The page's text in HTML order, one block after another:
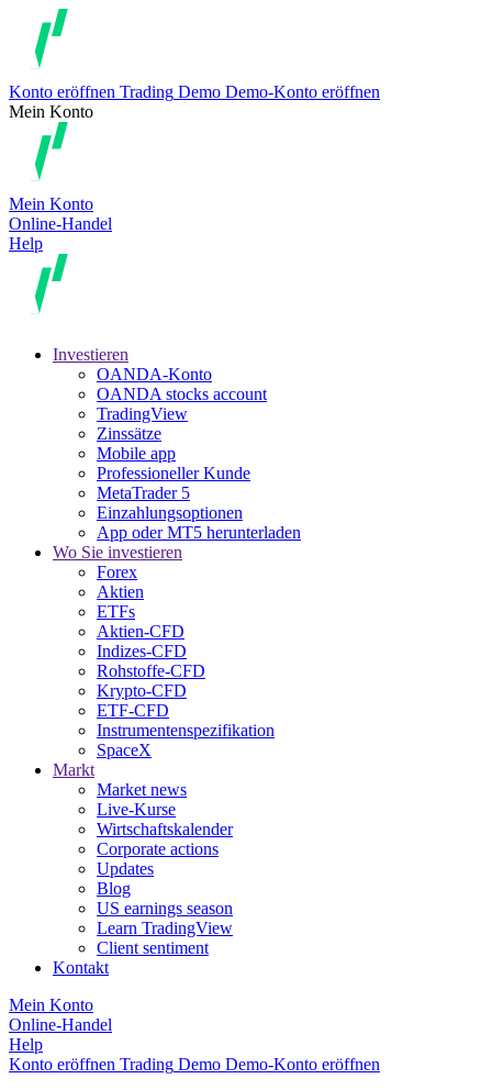
Konto eröffnen Trading Demo Demo-Konto eröffnen
Mein Konto
Mein Konto
Online-Handel
Help
Investieren
OANDA-Konto
OANDA stocks account
TradingView
Zinssätze
Mobile app
Professioneller Kunde
MetaTrader 5
Einzahlungsoptionen
App oder MT5 herunterladen
Wo Sie investieren
Forex
Aktien
ETFs
Aktien-CFD
Indizes-CFD
Rohstoffe-CFD
Krypto-CFD
ETF-CFD
Instrumentenspezifikation
SpaceX
Markt
Market news
Live-Kurse
Wirtschaftskalender
Corporate actions
Updates
Blog
US earnings season
Learn TradingView
Client sentiment
Kontakt
Mein Konto
Online-Handel
Help
Konto eröffnen Trading Demo Demo-Konto eröffnen